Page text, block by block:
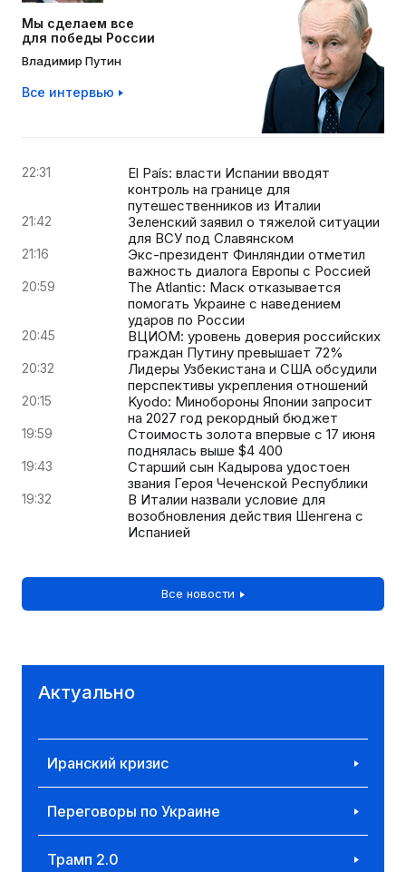
Мы сделаем все
для победы России
Владимир Путин
Все интервью
22:31
El País: власти Испании вводят
контроль на границе для
путешественников из Италии
21:42
Зеленский заявил о тяжелой ситуации
для ВСУ под Славянском
21:16
Экс-президент Финляндии отметил
важность диалога Европы с Россией
20:59
The Atlantic: Маск отказывается
помогать Украине с наведением
ударов по России
20:45
ВЦИОМ: уровень доверия российских
граждан Путину превышает 72%
20:32
Лидеры Узбекистана и США обсудили
перспективы укрепления отношений
20:15
Kyodo: Минобороны Японии запросит
на 2027 год рекордный бюджет
19:59
Стоимость золота впервые с 17 июня
поднялась выше $4 400
19:43
Старший сын Кадырова удостоен
звания Героя Чеченской Республики
19:32
В Италии назвали условие для
возобновления действия Шенгена с
Испанией
Все новости
Актуально
Иранский кризис
Переговоры по Украине
Трамп 2.0